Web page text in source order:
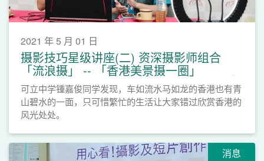
2021 年 5 月 01 日
摄影技巧星级讲座(二) 资深摄影师组合
「流浪摄」 -- 「香港美景摄一圈」
可立中学锺嘉俊同学发现，车如流水马如龙的香港也有青
山碧水的一面，只可惜繁忙的生活让大家错过欣赏香港的
风光处处。
消息